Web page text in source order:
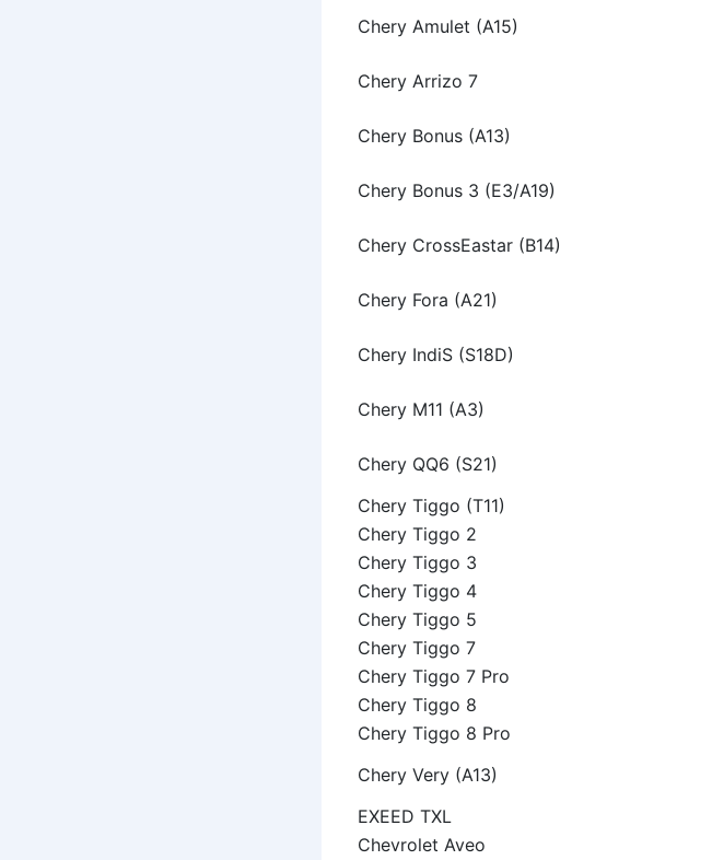
Chery Amulet (A15)
Chery Arrizo 7
Chery Bonus (A13)
Chery Bonus 3 (E3/A19)
Chery CrossEastar (B14)
Chery Fora (A21)
Chery IndiS (S18D)
Chery M11 (A3)
Chery QQ6 (S21)
Chery Tiggo (T11)
Chery Tiggo 2
Chery Tiggo 3
Chery Tiggo 4
Chery Tiggo 5
Chery Tiggo 7
Chery Tiggo 7 Pro
Chery Tiggo 8
Chery Tiggo 8 Pro
Chery Very (A13)
EXEED TXL
Chevrolet Aveo